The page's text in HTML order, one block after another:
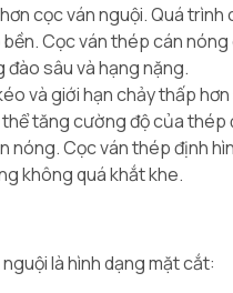
cọc ván nguội. Quá trình
Cọc ván thép cán
sâu và hạng nặng.
và giới hạn chảy thấp
tăng cường độ của thép
nóng. Cọc ván thép định
không quá khắt khe.
là hình dạng mặt cắt: